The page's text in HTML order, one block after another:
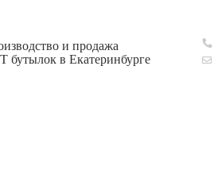
и продажа
бутылок в Екатеринбурге